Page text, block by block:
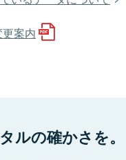
案内
ルの確かさを。